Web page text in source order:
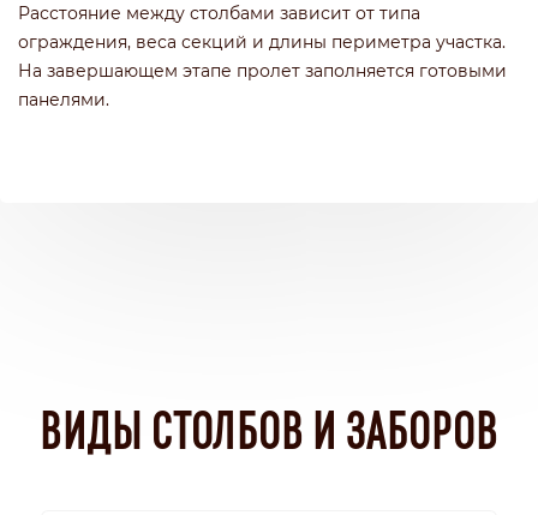
Расстояние между столбами зависит от типа
ограждения, веса секций и длины периметра участка.
На завершающем этапе пролет заполняется готовыми
панелями.
ВИДЫ СТОЛБОВ И ЗАБОРОВ